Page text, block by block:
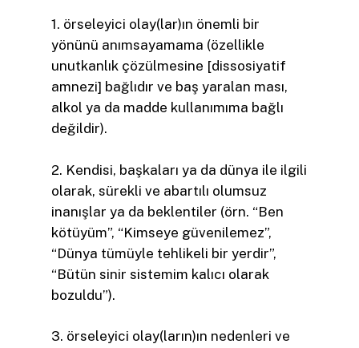
1. örseleyici olay(lar)ın önemli bir
yönünü anımsayamama (özellikle
unutkanlık çözülmesine [dissosiyatif
amnezi] bağlıdır ve baş yaralan­ ması,
alkol ya da madde kullanımıma bağlı
değildir).
2. Kendisi, başkaları ya da dünya ile ilgili
olarak, sürekli ve abartılı olumsuz
inanışlar ya da beklentiler (örn. “Ben
kötüyüm”, “Kimseye güvenilemez”,
“Dünya tümüyle tehlikeli bir yerdir”,
“Bütün sinir sistemim kalıcı olarak
bozuldu”).
3. örseleyici olay(ların)ın nedenleri ve